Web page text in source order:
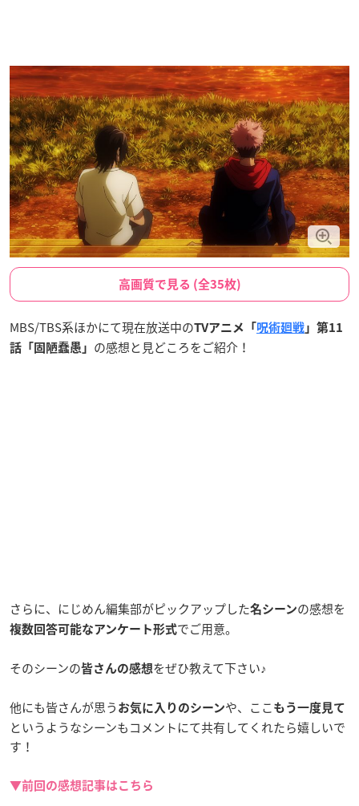
高画質で見る (全35枚)
MBS/TBS系ほかにて現在放送中のTVアニメ「呪術廻戦 」第11
話「固陋蠢愚」 の感想と見どころをご紹介！
さらに、にじめん編集部がピックアップした名シーンの感想を
複数回答可能なアンケート形式でご用意。
そのシーンの皆さんの感想をぜひ教えて下さい♪
他にも皆さんが思う お気に入りのシーンや、ここ もう一度見て
というようなシーンもコメントにて共有してくれたら嬉しいで
す！
▼前回の感想記事はこちら